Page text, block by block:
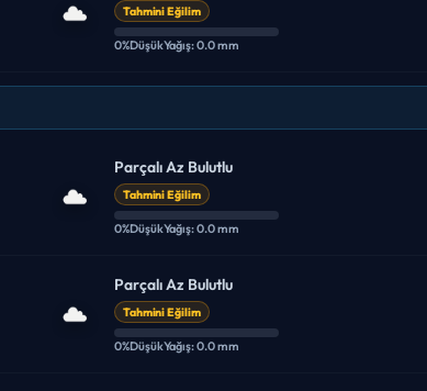
Tahmini Eğilim
0%DüşükYağış: 0.0 mm
Parçalı Az Bulutlu
Tahmini Eğilim
0%DüşükYağış: 0.0 mm
Parçalı Az Bulutlu
Tahmini Eğilim
0%DüşükYağış: 0.0 mm